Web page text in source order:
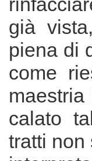
già
piena di
come
calato
tratti non